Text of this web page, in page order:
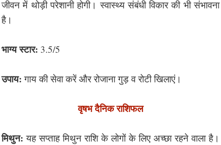
जीवन में थोड़ी परेशानी होगी। स्वास्थ्य संबंधी विकार की भी संभावना
है।
भाग्य स्टार: 3.5/5
उपाय: गाय की सेवा करें और रोजाना गुड़ व रोटी खिलाएं।
वृषभ दैनिक राशिफल
मिथुन: यह सप्ताह मिथुन राशि के लोगों के लिए अच्छा रहने वाला है।